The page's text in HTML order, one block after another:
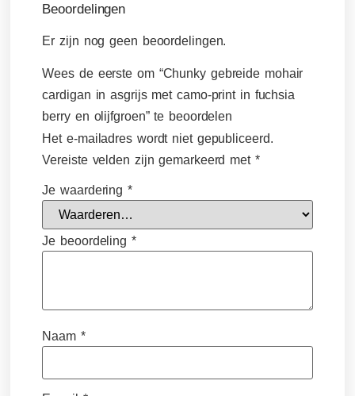
Beoordelingen
Er zijn nog geen beoordelingen.
Wees de eerste om “Chunky gebreide mohair
cardigan in asgrijs met camo-print in fuchsia
berry en olijfgroen” te beoordelen
Het e-mailadres wordt niet gepubliceerd.
Vereiste velden zijn gemarkeerd met *
Je waardering*
Je beoordeling *
Naam *